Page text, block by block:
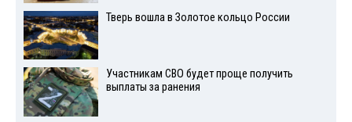
Тверь вошла в Золотое кольцо России
Участникам СВО будет проще получить
выплаты за ранения